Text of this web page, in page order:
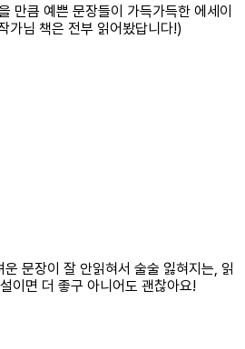
만큼 예쁜 문장들이 가득가득한 에세이
가님 책은 전부 읽어봤답니다!)
문장이 잘 안읽혀서 술술 잃혀지는, 읽
이면 더 좋구 아니어도 괜찮아요!